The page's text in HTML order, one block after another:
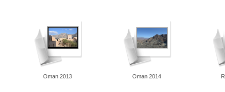
Oman 2013 Oman 2014